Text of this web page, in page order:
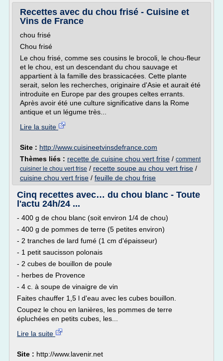
Recettes avec du chou frisé - Cuisine et
Vins de France
chou frisé
Chou frisé
Le chou frisé, comme ses cousins le brocoli, le chou-fleur
et le chou, est un descendant du chou sauvage et
appartient à la famille des brassicacées. Cette plante
serait, selon les recherches, originaire d'Asie et aurait été
introduite en Europe par des groupes celtes errants.
Après avoir été une culture significative dans la Rome
antique et un légume très...
Lire la suite
Site : http://www.cuisineetvinsdefrance.com
Thèmes liés : recette de cuisine chou vert frise / comment
cuisiner le chou vert frise / recette soupe au chou vert frise /
cuisine chou vert frise / feuille de chou frise
Cinq recettes avec… du chou blanc - Toute
l'actu 24h/24 ...
- 400 g de chou blanc (soit environ 1/4 de chou)
- 400 g de pommes de terre (5 petites environ)
- 2 tranches de lard fumé (1 cm d'épaisseur)
- 1 petit saucisson polonais
- 2 cubes de bouillon de poule
- herbes de Provence
- 4 c. à soupe de vinaigre de vin
Faites chauffer 1,5 l d'eau avec les cubes bouillon.
Coupez le chou en lanières, les pommes de terre
épluchées en petits cubes, les...
Lire la suite
Site : http://www.lavenir.net